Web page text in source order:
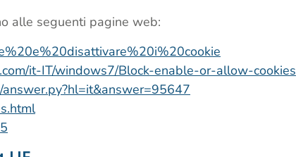
alle seguenti pagine web:
it-IT/windows7/Block-enable-or-allow-cookies